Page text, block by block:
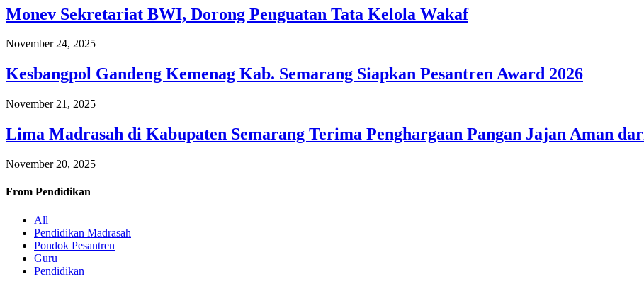
Monev Sekretariat BWI, Dorong Penguatan Tata Kelola Wakaf
November 24, 2025
Kesbangpol Gandeng Kemenag Kab. Semarang Siapkan Pesantren Award 2026
November 21, 2025
Lima Madrasah di Kabupaten Semarang Terima Penghargaan Pangan Jajan Aman
November 20, 2025
From Pendidikan
All
Pendidikan Madrasah
Pondok Pesantren
Guru
Pendidikan